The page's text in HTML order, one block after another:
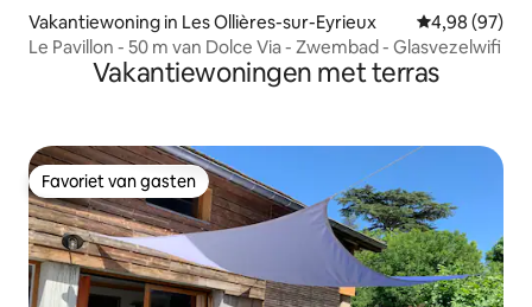
Vakantiewoning in Les Ollières-sur-Eyrieux Gemiddelde
4,98 (97)
Le Pavillon - 50 m van Dolce Via - Zwembad - Glasvezelwifi
Vakantiewoningen met terras
Favoriet van gasten
Favoriet van gasten